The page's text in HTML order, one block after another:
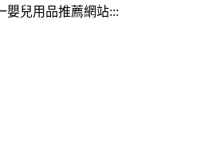
嬰兒用品推薦網站:::